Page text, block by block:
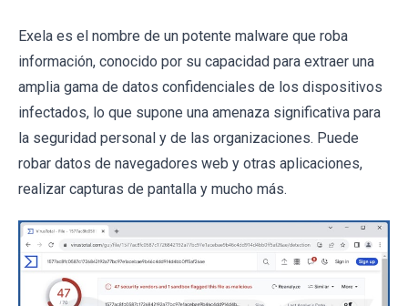
Exela es el nombre de un potente malware que roba
información, conocido por su capacidad para extraer una
amplia gama de datos confidenciales de los dispositivos
infectados, lo que supone una amenaza significativa para
la seguridad personal y de las organizaciones. Puede
robar datos de navegadores web y otras aplicaciones,
realizar capturas de pantalla y mucho más.